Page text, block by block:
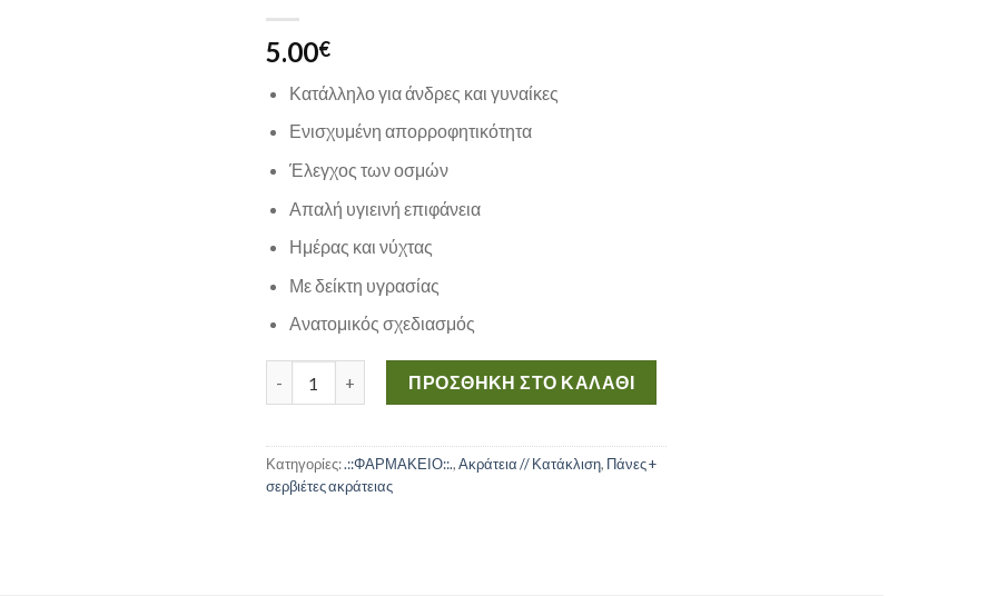
5.00€
Κατάλληλο για άνδρες και γυναίκες
Ενισχυμένη απορροφητικότητα
Έλεγχος των οσμών
Απαλή υγιεινή επιφάνεια
Ημέρας και νύχτας
Με δείκτη υγρασίας
Ανατομικός σχεδιασμός
Stroma Pad Large No3 110-150cm 12τμχ ποσότητα
ΠΡΟΣΘΉΚΗ ΣΤΟ ΚΑΛΆΘΙ
Κατηγορίες:.::ΦΑΡΜΑΚΕΙΟ::.,Ακράτεια // Κατάκλιση, Πάνες +
σερβιέτες ακράτειας